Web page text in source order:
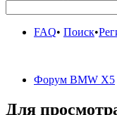
FAQ• Поиск•
Форум BMW X5
Для